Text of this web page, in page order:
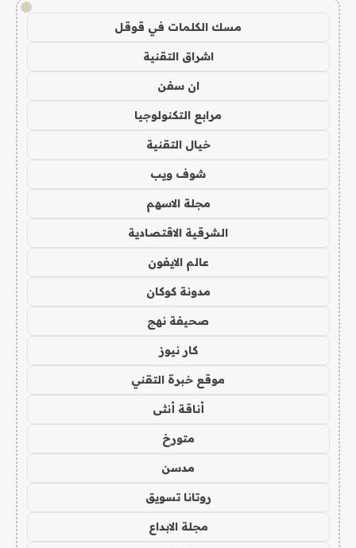
!
مسك الكلمات في قوقل
اشراق التقنية
ان سفن
مرابع التكنولوجيا
خيال التقنية
شوف ويب
مجلة الاسهم
الشرقية الاقتصادية
عالم الايفون
مدونة كوكان
صحيفة نهج
كار نيوز
موقع خبرة التقني
أناقة أنثى
متورخ
مدسن
روتانا تسويق
مجلة الابداع